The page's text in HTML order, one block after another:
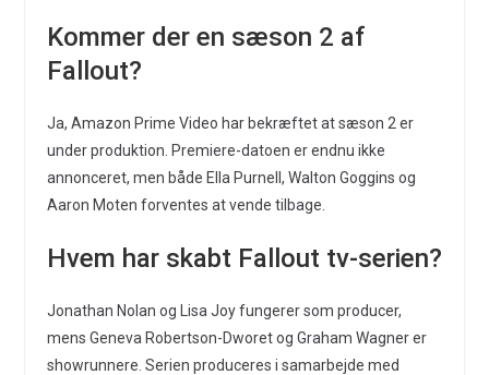
Kommer der en sæson 2 af
Fallout?
Ja, Amazon Prime Video har bekræftet at sæson 2 er
under produktion. Premiere-datoen er endnu ikke
annonceret, men både Ella Purnell, Walton Goggins og
Aaron Moten forventes at vende tilbage.
Hvem har skabt Fallout tv-serien?
Jonathan Nolan og Lisa Joy fungerer som producer,
mens Geneva Robertson-Dworet og Graham Wagner er
showrunnere. Serien produceres i samarbejde med